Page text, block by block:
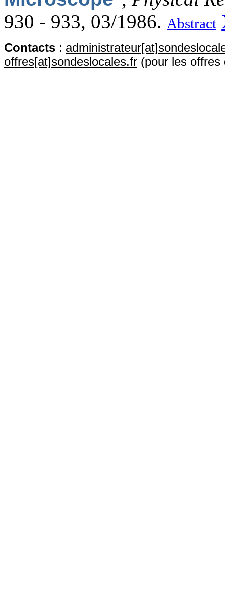
930 - 933, 03/1986. Abstract
Contacts :
offres[at]sondeslocales.fr (pour les offres